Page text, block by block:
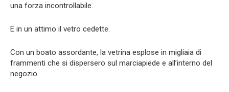
una forza incontrollabile.
E in un attimo il vetro cedette.
Con un boato assordante, la vetrina esplose in migliaia di
frammenti che si dispersero sul marciapiede e all’interno del
negozio.